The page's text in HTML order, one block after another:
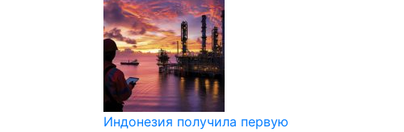
Индонезия получила первую